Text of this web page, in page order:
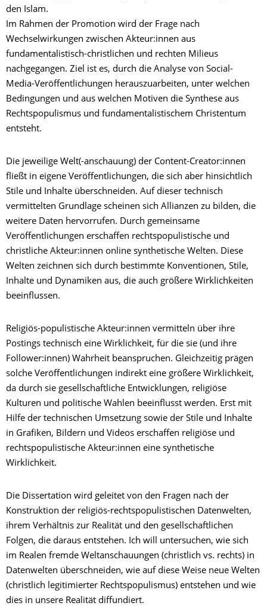
den Islam.
Im Rahmen der Promotion wird der Frage nach
Wechselwirkungen zwischen Akteur:innen aus
fundamentalistisch-christlichen und rechten Milieus
nachgegangen. Ziel ist es, durch die Analyse von Social-
Media-Veröffentlichungen herauszuarbeiten, unter welchen
Bedingungen und aus welchen Motiven die Synthese aus
Rechtspopulismus und fundamentalistischem Christentum
entsteht.
Die jeweilige Welt(-anschauung) der Content-Creator:innen
fließt in eigene Veröffentlichungen, die sich aber hinsichtlich
Stile und Inhalte überschneiden. Auf dieser technisch
vermittelten Grundlage scheinen sich Allianzen zu bilden, die
weitere Daten hervorrufen. Durch gemeinsame
Veröffentlichungen erschaffen rechtspopulistische und
christliche Akteur:innen online synthetische Welten. Diese
Welten zeichnen sich durch bestimmte Konventionen, Stile,
Inhalte und Dynamiken aus, die auch größere Wirklichkeiten
beeinflussen.
Religiös-populistische Akteur:innen vermitteln über ihre
Postings technisch eine Wirklichkeit, für die sie (und ihre
Follower:innen) Wahrheit beanspruchen. Gleichzeitig prägen
solche Veröffentlichungen indirekt eine größere Wirklichkeit,
da durch sie gesellschaftliche Entwicklungen, religiöse
Kulturen und politische Wahlen beeinflusst werden. Erst mit
Hilfe der technischen Umsetzung sowie der Stile und Inhalte
in Grafiken, Bildern und Videos erschaffen religiöse und
rechtspopulistische Akteur:innen eine synthetische
Wirklichkeit.
Die Dissertation wird geleitet von den Fragen nach der
Konstruktion der religiös-rechtspopulistischen Datenwelten,
ihrem Verhältnis zur Realität und den gesellschaftlichen
Folgen, die daraus entstehen. Ich will untersuchen, wie sich
im Realen fremde Weltanschauungen (christlich vs. rechts) in
Datenwelten überschneiden, wie auf diese Weise neue Welten
(christlich legitimierter Rechtspopulismus) entstehen und wie
dies in unsere Realität diffundiert.